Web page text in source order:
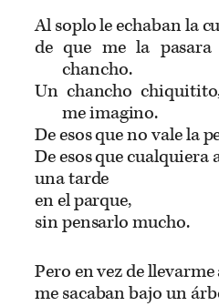
Al soplo le echaban la
de que me la
chancho.
Un chancho
me imagino.
De esos que no vale la
De esos que cualquiera
una tarde
en el parque,
sin pensarlo mucho.
Pero en vez de
me sacaban bajo un